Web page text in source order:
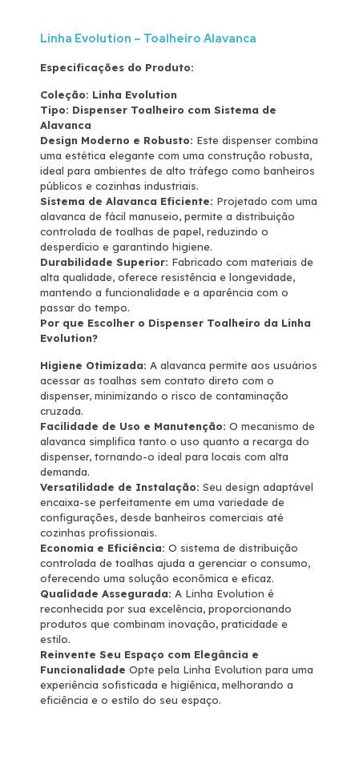
Linha Evolution – Toalheiro Alavanca
Especificações do Produto:
Coleção: Linha Evolution
Tipo: Dispenser Toalheiro com Sistema de
Alavanca
Design Moderno e Robusto: Este dispenser combina
uma estética elegante com uma construção robusta,
ideal para ambientes de alto tráfego como banheiros
públicos e cozinhas industriais.
Sistema de Alavanca Eficiente: Projetado com uma
alavanca de fácil manuseio, permite a distribuição
controlada de toalhas de papel, reduzindo o
desperdício e garantindo higiene.
Durabilidade Superior: Fabricado com materiais de
alta qualidade, oferece resistência e longevidade,
mantendo a funcionalidade e a aparência com o
passar do tempo.
Por que Escolher o Dispenser Toalheiro da Linha
Evolution?
Higiene Otimizada: A alavanca permite aos usuários
acessar as toalhas sem contato direto com o
dispenser, minimizando o risco de contaminação
cruzada.
Facilidade de Uso e Manutenção: O mecanismo de
alavanca simplifica tanto o uso quanto a recarga do
dispenser, tornando-o ideal para locais com alta
demanda.
Versatilidade de Instalação: Seu design adaptável
encaixa-se perfeitamente em uma variedade de
configurações, desde banheiros comerciais até
cozinhas profissionais.
Economia e Eficiência: O sistema de distribuição
controlada de toalhas ajuda a gerenciar o consumo,
oferecendo uma solução econômica e eficaz.
Qualidade Assegurada: A Linha Evolution é
reconhecida por sua excelência, proporcionando
produtos que combinam inovação, praticidade e
estilo.
Reinvente Seu Espaço com Elegância e
Funcionalidade Opte pela Linha Evolution para uma
experiência sofisticada e higiênica, melhorando a
eficiência e o estilo do seu espaço.